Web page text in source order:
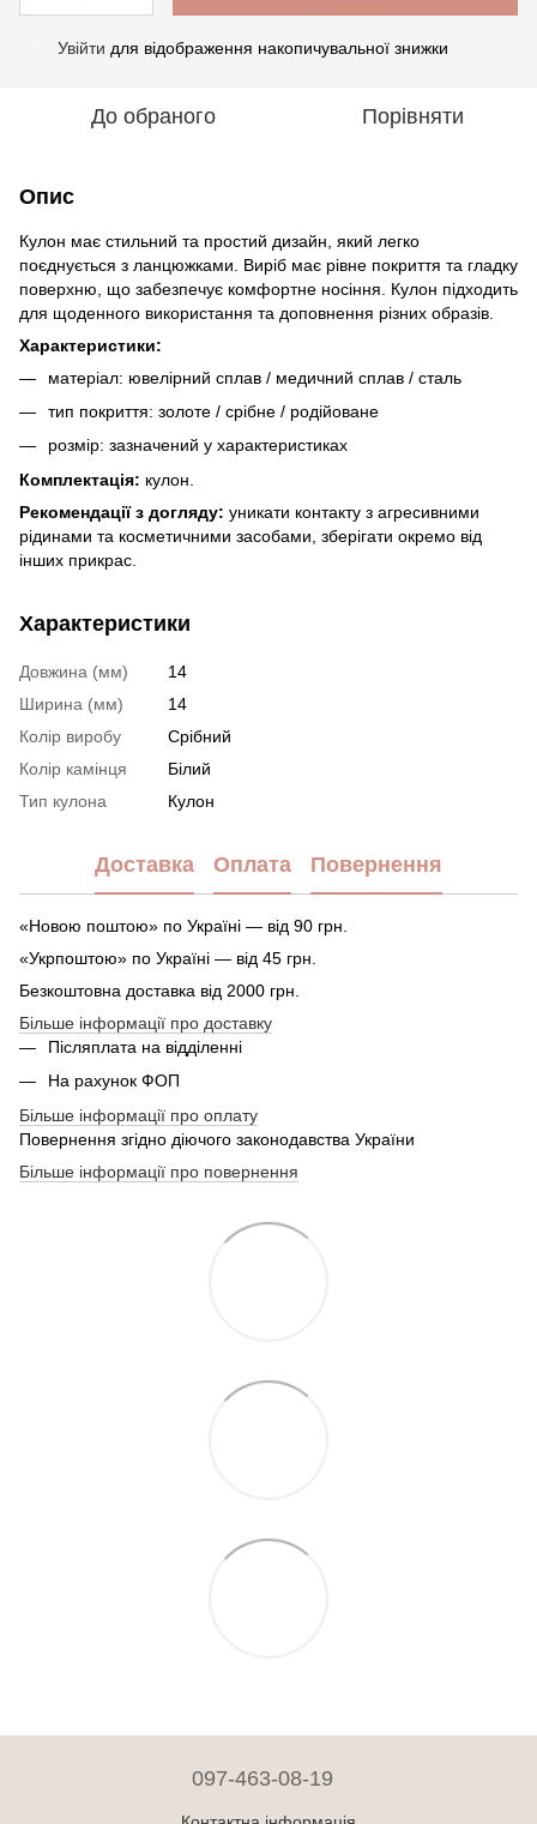
Увійти для відображення накопичувальної знижки
До обраного Порівняти
Опис
Кулон має стильний та простий дизайн, який легко
поєднується з ланцюжками. Виріб має рівне покриття та гладку
поверхню, що забезпечує комфортне носіння. Кулон підходить
для щоденного використання та доповнення різних образів.
Характеристики:
матеріал: ювелірний сплав / медичний сплав / сталь
тип покриття: золоте / срібне / родійоване
розмір: зазначений у характеристиках
Комплектація: кулон.
Рекомендації з догляду: уникати контакту з агресивними
рідинами та косметичними засобами, зберігати окремо від
інших прикрас.
Характеристики
Довжина (мм)
14
Ширина (мм)
14
Колір виробу
Срібний
Колір камінця
Білий
Тип кулона
Кулон
Доставка Оплата Повернення
«Новою поштою» по Україні — від 90 грн.
«Укрпоштою» по Україні — від 45 грн.
Безкоштовна доставка від 2000 грн.
Більше інформації про доставку
Післяплата на відділенні
На рахунок ФОП
Більше інформації про оплату
Повернення згідно діючого законодавства України
Більше інформації про повернення
097-463-08-19